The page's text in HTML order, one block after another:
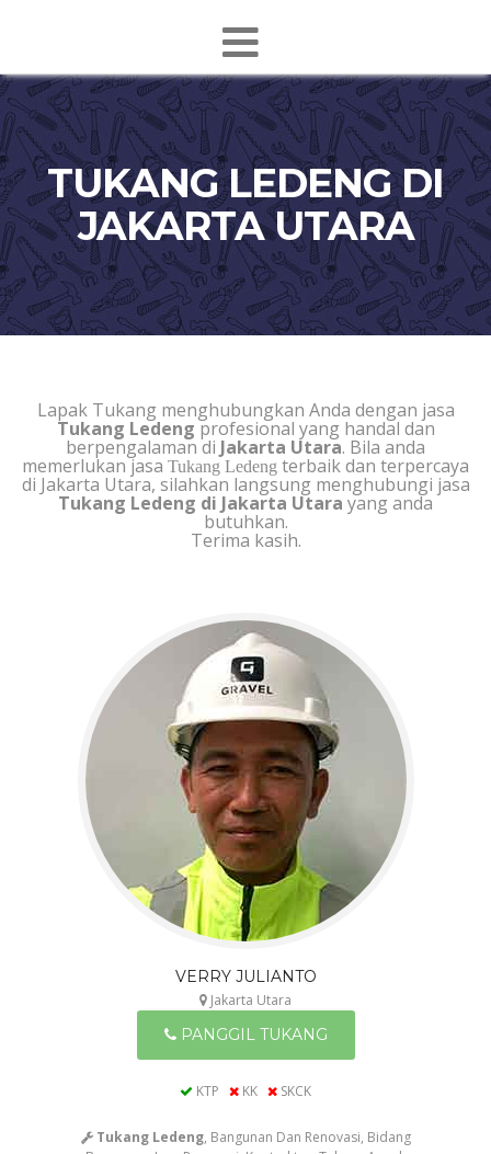
TUKANG LEDENG DI
JAKARTA UTARA
Lapak Tukang menghubungkan Anda dengan jasa
Tukang Ledengprofesional yang handal dan
berpengalaman di Jakarta Utara. Bila anda
memerlukan jasa Tukang Ledeng terbaik dan terpercaya
di Jakarta Utara, silahkan langsung menghubungi jasa
Tukang Ledeng di Jakarta Utara yang anda
butuhkan.
Terima kasih.
VERRY JULIANTO
Jakarta Utara
PANGGIL TUKANG
KTP KK SKCK
Tukang Ledeng, Bangunan Dan Renovasi, Bidang